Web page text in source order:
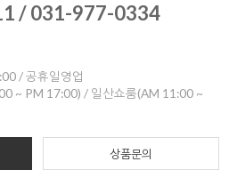
/ 031-977-0334
/ 공휴일영업
~ PM 17:00) / 일산쇼룸(AM 11:00 ~
상품문의